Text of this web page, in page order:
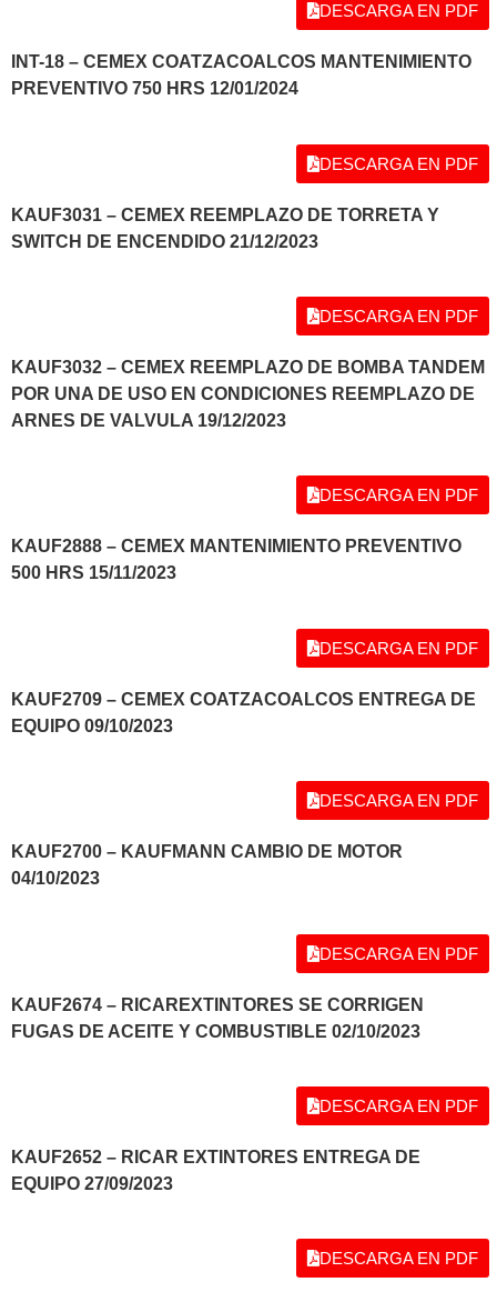
DESCARGA EN PDF
INT-18 – CEMEX COATZACOALCOS MANTENIMIENTO
PREVENTIVO 750 HRS 12/01/2024
DESCARGA EN PDF
KAUF3031 – CEMEX REEMPLAZO DE TORRETA Y
SWITCH DE ENCENDIDO 21/12/2023
DESCARGA EN PDF
KAUF3032 – CEMEX REEMPLAZO DE BOMBA TANDEM
POR UNA DE USO EN CONDICIONES REEMPLAZO DE
ARNES DE VALVULA 19/12/2023
DESCARGA EN PDF
KAUF2888 – CEMEX MANTENIMIENTO PREVENTIVO
500 HRS 15/11/2023
DESCARGA EN PDF
KAUF2709 – CEMEX COATZACOALCOS ENTREGA DE
EQUIPO 09/10/2023
DESCARGA EN PDF
KAUF2700 – KAUFMANN CAMBIO DE MOTOR
04/10/2023
DESCARGA EN PDF
KAUF2674 – RICAREXTINTORES SE CORRIGEN
FUGAS DE ACEITE Y COMBUSTIBLE 02/10/2023
DESCARGA EN PDF
KAUF2652 – RICAR EXTINTORES ENTREGA DE
EQUIPO 27/09/2023
DESCARGA EN PDF